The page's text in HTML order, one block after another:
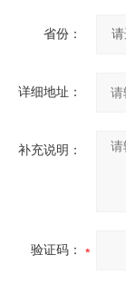
省份：
详细地址：
补充说明：
验证码：